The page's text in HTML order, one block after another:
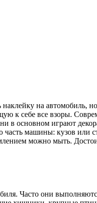
на автомобиль,
к себе все взоры.
основном играют
машины: кузов или
можно мыть.
Часто они